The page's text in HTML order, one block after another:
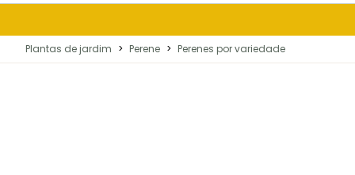
Plantas de jardim > Perene > Perenes por variedade